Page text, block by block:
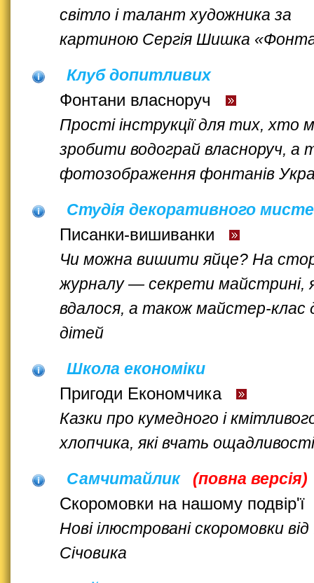
світло і талант художника за
картиною Сергія Шишка
Клуб допитливих
Фонтани власноруч
Прості інструкції для тих, хто
зробити водограй власноруч, а
фотозображення фонтанів
Студія декоративного
Писанки-вишиванки
Чи можна вишити яйце? На
журналу — секрети майстрині,
вдалося, а також майстер-клас
дітей
Школа економіки
Пригоди Економчика
Казки про кумедного і
хлопчика, які вчать ощадливості
Самчитайлик (повна версія)
Скоромовки на нашому подвір'ї
Нові ілюстровані скоромовки від
Січовика